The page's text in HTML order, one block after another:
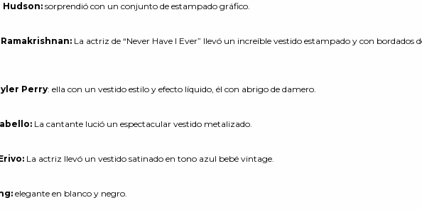
Hudson:sorprendió con un conjunto de estampado gráfico.
La actriz de “Never Have I Ever” llevó un increíble vestido estampado y con bordados
Perry: ella con un vestido estilo y efecto líquido, él con abrigo de damero.
La cantante lució un espectacular vestido metalizado.
La actriz llevó un vestido satinado en tono azul bebé vintage.
elegante en blanco y negro.